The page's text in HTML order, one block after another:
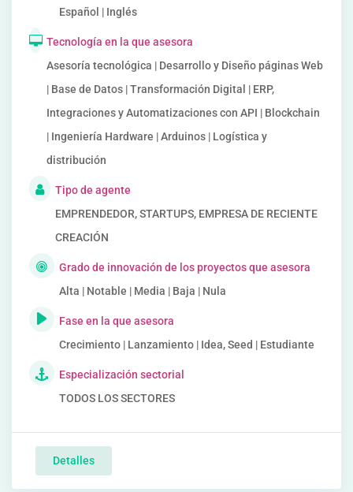
Español | Inglés
Tecnología en la que asesora
Asesoría tecnológica | Desarrollo y Diseño páginas Web
| Base de Datos | Transformación Digital | ERP,
Integraciones y Automatizaciones con API | Blockchain
| Ingeniería Hardware | Arduinos | Logística y
distribución
Tipo de agente
EMPRENDEDOR, STARTUPS, EMPRESA DE RECIENTE
CREACIÓN
Grado de innovación de los proyectos que asesora
Alta | Notable | Media | Baja | Nula
Fase en la que asesora
Crecimiento | Lanzamiento | Idea, Seed | Estudiante
Especialización sectorial
TODOS LOS SECTORES
Detalles